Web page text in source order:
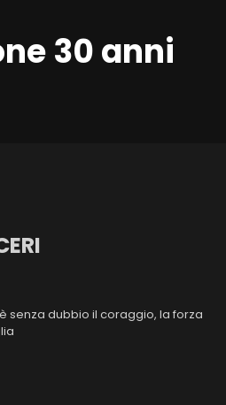
30 anni
senza dubbio il coraggio, la forza